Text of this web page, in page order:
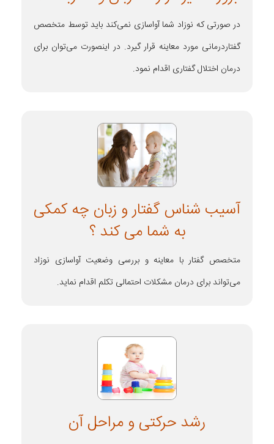
در صورتی که نوزاد شما آواسازی نمی‌کند باید توسط متخصص
گفتاردرمانی مورد معاینه قرار گیرد. در اینصورت می‌توان برای
درمان اختلال گفتاری اقدام نمود.
آسیب شناس گفتار و زبان چه کمکی
به شما می کند ؟
متخصص گفتار با معاینه و بررسی وضعیت آواسازی نوزاد
می‌تواند برای درمان مشکلات احتمالی تکلم اقدام نماید.
رشد حرکتی و مراحل آن